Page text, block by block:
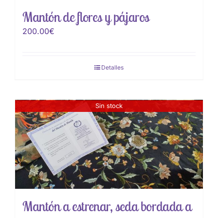
Mantón de flores y pájaros
200.00€
Detalles
Sin stock
Mantón a estrenar, seda bordada a